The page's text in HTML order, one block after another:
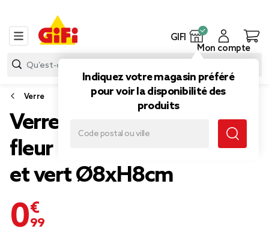
GIFI
Indiquez votre magasin préféré
pour voir la disponibilité des
produits
Mon compte
Verre
Verre à eau 28cl forme
fleur en verre dégradé rose
et vert Ø8xH8cm
0,99 €